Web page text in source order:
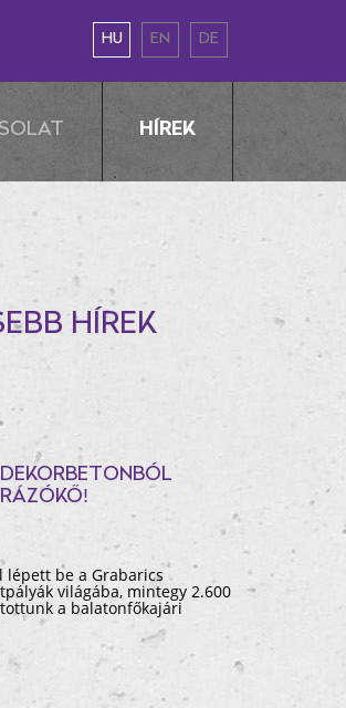
HU EN DE
HÍREK
HÍREK
DEKORBETONBÓL
RÁZÓKŐ!
lépett be a Grabarics
világába, mintegy 2.600
a balatonfőkajári